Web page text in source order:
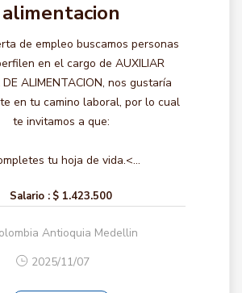
alimentacion
de empleo buscamos personas
en el cargo de AUXILIAR
DE ALIMENTACION, nos gustaría
en tu camino laboral, por lo cual
te invitamos a que:
tu hoja de vida.<...
Salario : $ 1.423.500
Antioquia Medellin
2025/11/07